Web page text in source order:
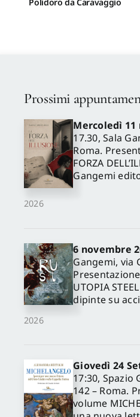
Prossimi
2026
Mercoledì 11
17.30, Sala
Roma.
FORZA
Gangemi
2026
6 novembre
Gangemi, via
Presentazione
UTOPIA
dipinte su
Giovedì 24
17:30, Spazio
142 – Roma.
volume